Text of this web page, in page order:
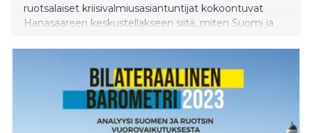
ruotsalaiset kriisivalmiusasiantuntijat kokoontuvat
Hanasaareen keskustellakseen siitä, miten Suomi ja
siviilivalmiudessa. Korkean tason foorumiin osallistuvat
myös Ruotsin siviilivalmiusministeri Carl-Oskar Bohlin
sekä sisäministeri Mari Rantanen.